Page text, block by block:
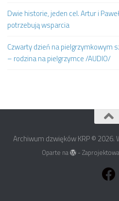
Dwie historie, jeden cel. Artur i
potrzebują wsparcia
Czwarty dzień na pielgrzymkowym
– rodzina na pielgrzymce /AUDIO/
Archiwum dzwięków KRP ©
Oparte na -